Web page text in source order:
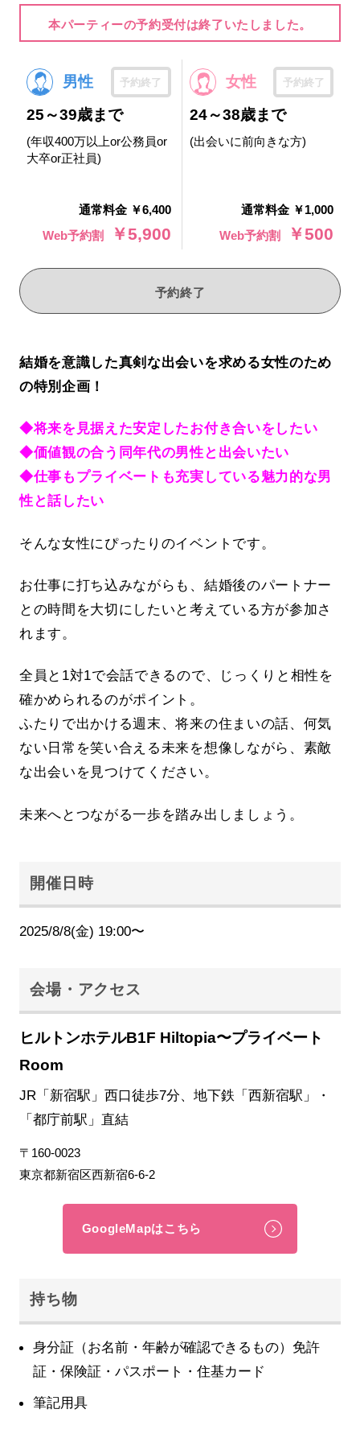
本パーティーの予約受付は終了いたしました。
男性 予約終了
25～39歳まで
(年収400万以上or公務員or
大卒or正社員)
通常料金 ￥6,400
Web予約割
￥5,900
女性 予約終了
24～38歳まで
(出会いに前向きな方)
通常料金 ￥1,000
Web予約割
￥500
予約終了
結婚を意識した真剣な出会いを求める女性のため
の特別企画！
◆将来を見据えた安定したお付き合いをしたい
◆価値観の合う同年代の男性と出会いたい
◆仕事もプライベートも充実している魅力的な男
性と話したい
そんな女性にぴったりのイベントです。
お仕事に打ち込みながらも、結婚後のパートナー
との時間を大切にしたいと考えている方が参加さ
れます。
全員と1対1で会話できるので、じっくりと相性を
確かめられるのがポイント。
ふたりで出かける週末、将来の住まいの話、何気
ない日常を笑い合える未来を想像しながら、素敵
な出会いを見つけてください。
未来へとつながる一歩を踏み出しましょう。
開催日時
2025/8/8(金) 19:00〜
会場・アクセス
ヒルトンホテルB1F Hiltopia〜プライベート
Room
JR「新宿駅」西口徒歩7分、地下鉄「西新宿駅」・
「都庁前駅」直結
〒160-0023
東京都新宿区西新宿6-6-2
GoogleMapはこちら
持ち物
身分証（お名前・年齢が確認できるもの）免許
証・保険証・パスポート・住基カード
筆記用具